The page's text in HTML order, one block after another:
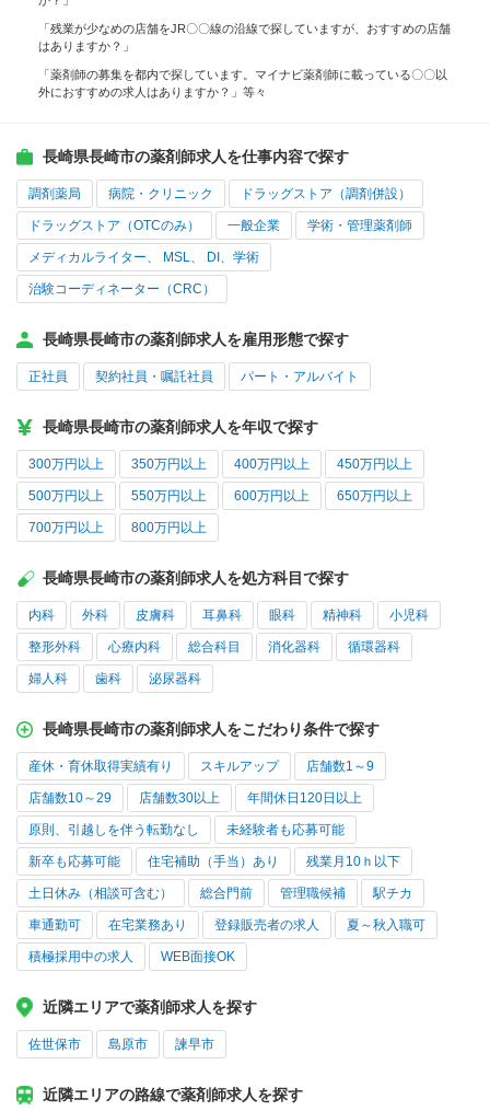
「残業が少なめの店舗をJR〇〇線の沿線で探していますが、おすすめの店舗
はありますか？」
「薬剤師の募集を都内で探しています。マイナビ薬剤師に載っている〇〇以
外におすすめの求人はありますか？」等々
長崎県長崎市の薬剤師求人を仕事内容で探す
調剤薬局 病院・クリニック ドラッグストア（調剤併設）
ドラッグストア（OTCのみ） 一般企業 学術・管理薬剤師
メディカルライター、 MSL、 DI、学術
治験コーディネーター（CRC）
長崎県長崎市の薬剤師求人を雇用形態で探す
正社員 契約社員・嘱託社員 パート・アルバイト
長崎県長崎市の薬剤師求人を年収で探す
300万円以上 350万円以上 400万円以上 450万円以上
500万円以上 550万円以上 600万円以上 650万円以上
700万円以上 800万円以上
長崎県長崎市の薬剤師求人を処方科目で探す
内科 外科 皮膚科 耳鼻科 眼科 精神科 小児科
整形外科 心療内科 総合科目 消化器科 循環器科
婦人科 歯科 泌尿器科
長崎県長崎市の薬剤師求人をこだわり条件で探す
産休・育休取得実績有り スキルアップ 店舗数1～9
店舗数10～29 店舗数30以上 年間休日120日以上
原則、引越しを伴う転勤なし 未経験者も応募可能
新卒も応募可能 住宅補助（手当）あり 残業月10ｈ以下
土日休み（相談可含む） 総合門前 管理職候補 駅チカ
車通勤可 在宅業務あり 登録販売者の求人 夏～秋入職可
積極採用中の求人 WEB面接OK
近隣エリアで薬剤師求人を探す
佐世保市 島原市 諫早市
近隣エリアの路線で薬剤師求人を探す